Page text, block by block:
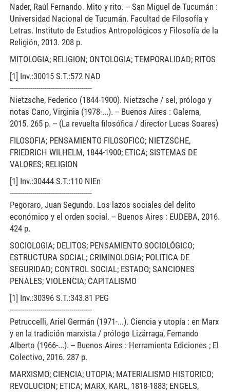
Nader, Raúl Fernando. Mito y rito. -- San Miguel de Tucumán :
Universidad Nacional de Tucumán. Facultad de Filosofía y
Letras. Instituto de Estudios Antropológicos y Filosofía de la
Religión, 2013. 208 p.
MITOLOGIA; RELIGION; ONTOLOGIA; TEMPORALIDAD; RITOS
[1] Inv.:30015 S.T.:572 NAD
----------------------------------------
Nietzsche, Federico (1844-1900). Nietzsche / sel, prólogo y
notas Cano, Virginia (1978-...). -- Buenos Aires : Galerna,
2015. 265 p. -- (La revuelta filosófica / director Lucas Soares)
FILOSOFIA; PENSAMIENTO FILOSOFICO; NIETZSCHE,
FRIEDRICH WILHELM, 1844-1900; ETICA; SISTEMAS DE
VALORES; RELIGION
[1] Inv.:30444 S.T.:110 NIEn
----------------------------------------
Pegoraro, Juan Segundo. Los lazos sociales del delito
económico y el orden social. -- Buenos Aires : EUDEBA, 2016.
424 p.
SOCIOLOGIA; DELITOS; PENSAMIENTO SOCIOLÓGICO;
ESTRUCTURA SOCIAL; CRIMINOLOGIA; POLITICA DE
SEGURIDAD; CONTROL SOCIAL; ESTADO; SANCIONES
PENALES; VIOLENCIA; CAPITALISMO
[1] Inv.:30396 S.T.:343.81 PEG
----------------------------------------
Petruccelli, Ariel Germán (1971-...). Ciencia y utopía : en Marx
y en la tradición marxista / prólogo Lizárraga, Fernando
Alberto (1966-...). -- Buenos Aires : Herramienta Ediciones ; El
Colectivo, 2016. 287 p.
MARXISMO; CIENCIA; UTOPIA; MATERIALISMO HISTORICO;
REVOLUCION; ETICA; MARX, KARL, 1818-1883; ENGELS,